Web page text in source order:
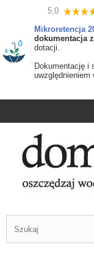
5,0
Mikroretencja
dokumentacja
dotacji.
Dokumentację i
uwzględnieniem